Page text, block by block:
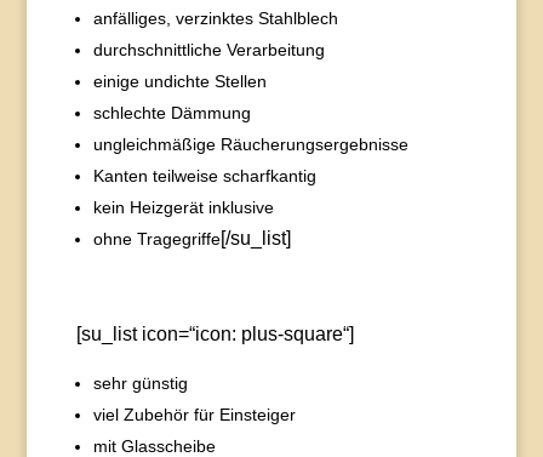
anfälliges, verzinktes Stahlblech
durchschnittliche Verarbeitung
einige undichte Stellen
schlechte Dämmung
ungleichmäßige Räucherungsergebnisse
Kanten teilweise scharfkantig
kein Heizgerät inklusive
ohne Tragegriffe[/su_list]
[su_list icon=“icon: plus-square“]
sehr günstig
viel Zubehör für Einsteiger
mit Glasscheibe